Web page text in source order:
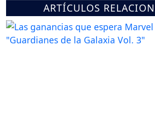
ARTÍCULOS